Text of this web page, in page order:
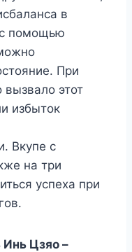
в
с помощью
При
этот
избыток
Вкупе с
на три
успеха при
Инь Цзяо –